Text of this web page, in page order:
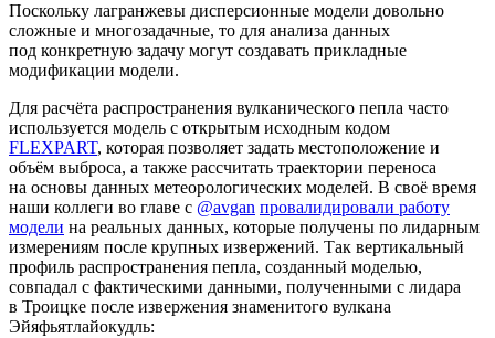
Поскольку лагранжевы дисперсионные модели довольно
сложные и многозадачные, то для анализа данных
под конкретную задачу могут создавать прикладные
модификации модели.
Для расчёта распространения вулканического пепла часто
используется модель с открытым исходным кодом
FLEXPART, которая позволяет задать местоположение и
объём выброса, а также рассчитать траектории переноса
на основы данных метеорологических моделей. В своё время
наши коллеги во главе с @avgan провалидировали работу
модели на реальных данных, которые получены по лидарным
измерениям после крупных извержений. Так вертикальный
профиль распространения пепла, созданный моделью,
совпадал с фактическими данными, полученными с лидара
в Троицке после извержения знаменитого вулкана
Эйяфьятлайокудль: